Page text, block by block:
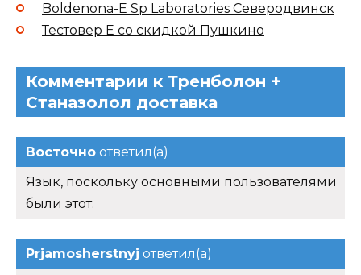
Boldenona-E Sp Laboratories Северодвинск
Тестовер Е со скидкой Пушкино
Комментарии к Тренболон +
Станазолол доставка
Восточно ответил(а)
Язык, поскольку основными пользователями
были этот.
Prjamosherstnyj ответил(а)